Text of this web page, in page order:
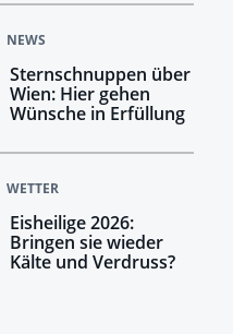
NEWS
Sternschnuppen über
Wien: Hier gehen
Wünsche in Erfüllung
WETTER
Eisheilige 2026:
Bringen sie wieder
Kälte und Verdruss?